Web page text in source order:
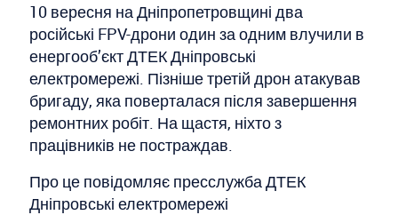
10 вересня на Дніпропетровщині два
російські FPV-дрони один за одним влучили в
енергооб’єкт ДТЕК Дніпровські
електромережі. Пізніше третій дрон атакував
бригаду, яка поверталася після завершення
ремонтних робіт. На щастя, ніхто з
працівників не постраждав.
Про це повідомляє пресслужба ДТЕК
Дніпровські електромережі